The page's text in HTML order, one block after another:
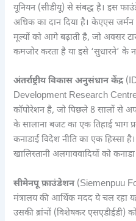
यूनियन (सीडीयू) से संबद्ध है। इस
अधिक का दान दिया है। केएएस जर्मन
मूल्यों को आगे बढ़ाती है, जो अक्सर
कमजोर करता है या इसे ‘सुधारने’ के
अंतर्राष्ट्रीय विकास अनुसंधान केंद्र
Development Research
कॉपोरेशन है, जो पिछले 8 सालों से
के सालाना बजट का एक तिहाई भाग
कनाडाई विदेश नीति का एक हिस्सा
खालिस्तानी अलगाववादियों को
सीमेनपू फ़ाउंडेशन(Siemenpuu
मंत्रालय की आर्थिक मदद ये चल
उसकी ब्रांचों (विशेषकर एसएडीईडी)